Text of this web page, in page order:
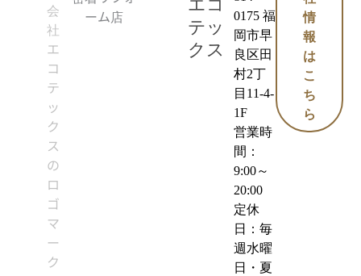
エコ
テッ
クス
0175 福
岡市早
良区田
村2丁
目11-4-
1F
営業時
間：
9:00～
20:00
定休
日：毎
週水曜
日・夏
情
報
は
こ
ち
ら